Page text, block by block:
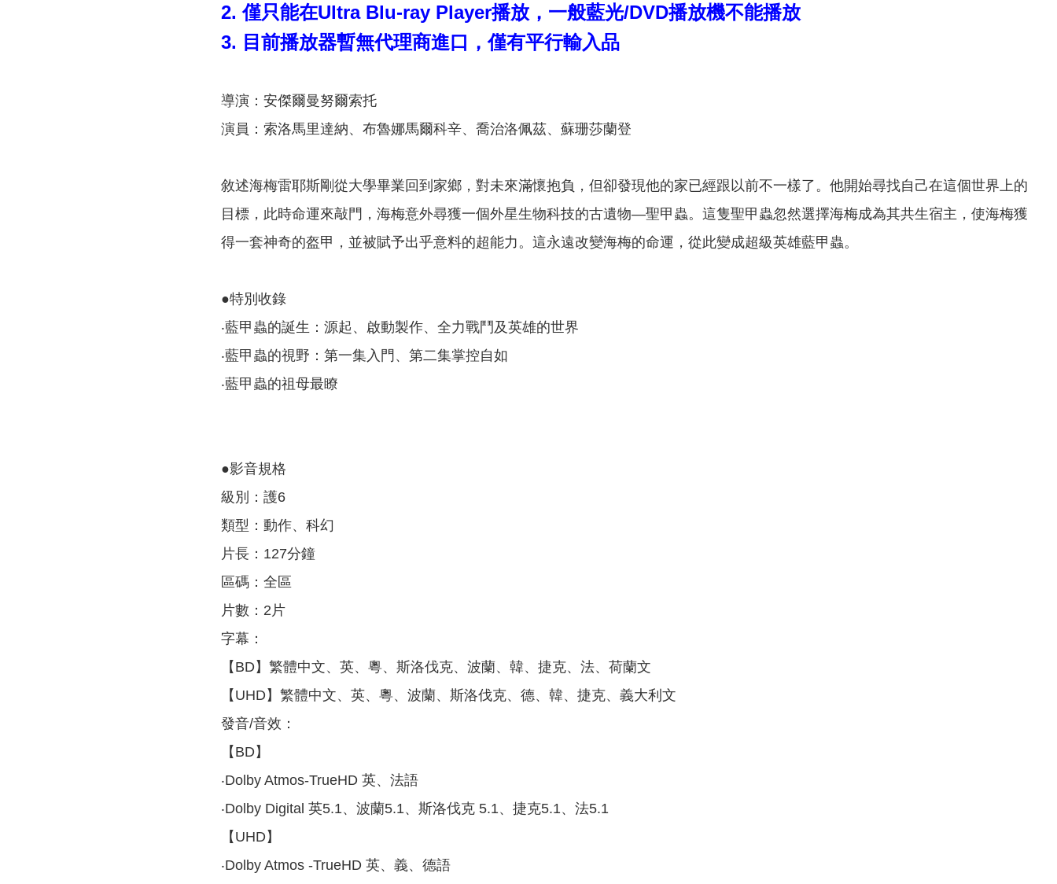
2. 僅只能在Ultra Blu-ray Player播放，一般藍光/DVD播放機不能播放
3. 目前播放器暫無代理商進口，僅有平行輸入品
導演：安傑爾曼努爾索托
演員：索洛馬里達納、布魯娜馬爾科辛、喬治洛佩茲、蘇珊莎蘭登
敘述海梅雷耶斯剛從大學畢業回到家鄉，對未來滿懷抱負，但卻發現他的家已經跟以前不一樣了。他開始尋找自己在這個世界上的
目標，此時命運來敲門，海梅意外尋獲一個外星生物科技的古遺物—聖甲蟲。這隻聖甲蟲忽然選擇海梅成為其共生宿主，使海梅獲
得一套神奇的盔甲，並被賦予出乎意料的超能力。這永遠改變海梅的命運，從此變成超級英雄藍甲蟲。
●特別收錄
‧藍甲蟲的誕生：源起、啟動製作、全力戰鬥及英雄的世界
‧藍甲蟲的視野：第一集入門、第二集掌控自如
‧藍甲蟲的祖母最瞭
●影音規格
級別：護6
類型：動作、科幻
片長：127分鐘
區碼：全區
片數：2片
字幕：
【BD】繁體中文、英、粵、斯洛伐克、波蘭、韓、捷克、法、荷蘭文
【UHD】繁體中文、英、粵、波蘭、斯洛伐克、德、韓、捷克、義大利文
發音/音效：
【BD】
‧Dolby Atmos-TrueHD 英、法語
‧Dolby Digital 英5.1、波蘭5.1、斯洛伐克 5.1、捷克5.1、法5.1
【UHD】
‧Dolby Atmos -TrueHD 英、義、德語